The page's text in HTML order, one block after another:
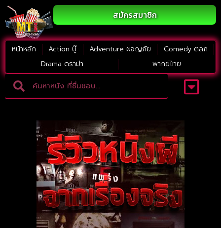
สมัครสมาชิก
หน้าหลัก Action บู๊ Adventure ผจญภัย
Comedy ตลก
Drama ดราม่า
พากย์ไทย